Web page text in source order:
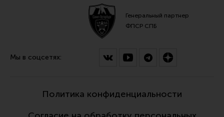
Генеральный партнер
ФПСР СПБ
Мы в соцсетях:
Политика конфиденциальности